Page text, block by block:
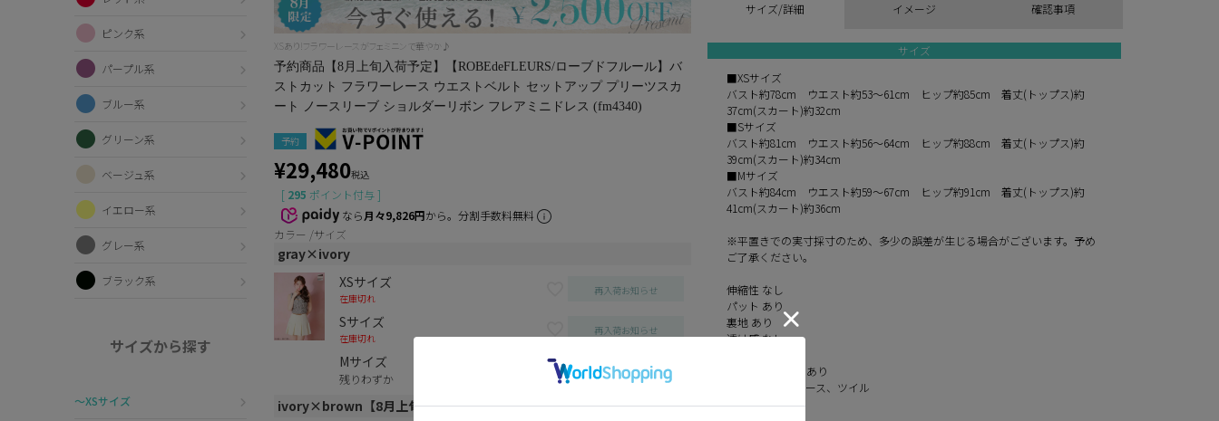
ピンク系
パープル系
ブルー系
グリーン系
ベージュ系
イエロー系
グレー系
ブラック系
サイズから探す
〜XSサイズ
XSあり!フラワーレースがフェミニンで華やか♪
予約商品【8月上旬入荷予定】【ROBEdeFLEURS/ローブドフルール】バ
ストカット フラワーレース ウエストベルト セットアップ プリーツスカ
ート ノースリーブ ショルダーリボン フレアミニドレス (fm4340)
予約
¥29,480税込
[ 295 ポイント付与 ]
なら月々9,826円から。分割手数料無料
カラー
サイズ
gray×ivory
XSサイズ
在庫切れ
再入荷お知らせ
Sサイズ
在庫切れ
再入荷お知らせ
Mサイズ
残りわずか カートに入れる
ivory×brown【8月上旬入荷予定】
サイズ/詳細 イメージ 確認事項
サイズ
■XSサイズ
バスト約78cm ウエスト約53～61cm ヒップ約85cm 着丈(トップス)約
37cm(スカート)約32cm
■Sサイズ
バスト約81cm ウエスト約56～64cm ヒップ約88cm 着丈(トップス)約
39cm(スカート)約34cm
■Mサイズ
バスト約84cm ウエスト約59～67cm ヒップ約91cm 着丈(トップス)約
41cm(スカート)約36cm
※平置きでの実寸採寸のため、多少の誤差が生じる場合がございます。予め
ご了承ください。
伸縮性 なし
パット あり
裏地 あり
透け感 なし
インナーパンツ あり
素材 花柄立体レース、ツイル